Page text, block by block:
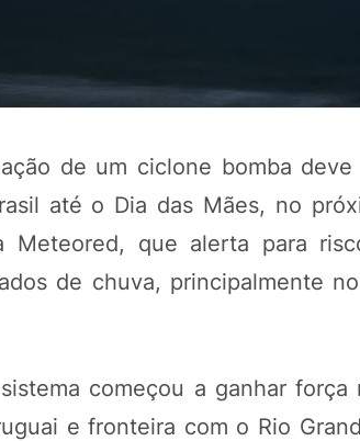
de um ciclone bomba
até o Dia das Mães, no
Meteored, que alerta para
de chuva, principalmente
começou a ganhar
e fronteira com o Rio